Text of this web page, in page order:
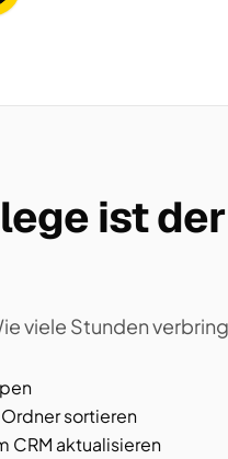
ist
viele Stunden
sortieren
CRM aktualisieren